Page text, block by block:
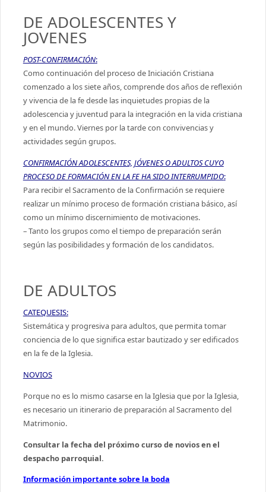
DE ADOLESCENTES Y
JOVENES
POST-CONFIRMACIÓN:
Como continuación del proceso de Iniciación Cristiana
comenzado a los siete años, comprende dos años de reflexión
y vivencia de la fe desde las inquietudes propias de la
adolescencia y juventud para la integración en la vida cristiana
y en el mundo. Viernes por la tarde con convivencias y
actividades según grupos.
CONFIRMACIÓN ADOLESCENTES, JÓVENES O ADULTOS CUYO
PROCESO DE FORMACIÓN EN LA FE HA SIDO INTERRUMPIDO:
Para recibir el Sacramento de la Confirmación se requiere
realizar un mínimo proceso de formación cristiana básico, así
como un mínimo discernimiento de motivaciones.
– Tanto los grupos como el tiempo de preparación serán
según las posibilidades y formación de los candidatos.
DE ADULTOS
CATEQUESIS:
Sistemática y progresiva para adultos, que permita tomar
conciencia de lo que significa estar bautizado y ser edificados
en la fe de la Iglesia.
NOVIOS
Porque no es lo mismo casarse en la Iglesia que por la Iglesia,
es necesario un itinerario de preparación al Sacramento del
Matrimonio.
Consultar la fecha del próximo curso de novios en el
despacho parroquial.
Información importante sobre la boda